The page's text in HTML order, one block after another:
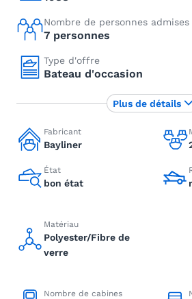
Nombre de personnes admises
7 personnes
Type d'offre
Bateau d'occasion
Fabricant
Bayliner
État
bon état
Matériau
Polyester/Fibre de
verre
Nombre de cabines
Plus de détails